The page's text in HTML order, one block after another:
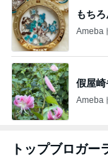
もち
Ameba
假屋
Ameba
トップブロガー